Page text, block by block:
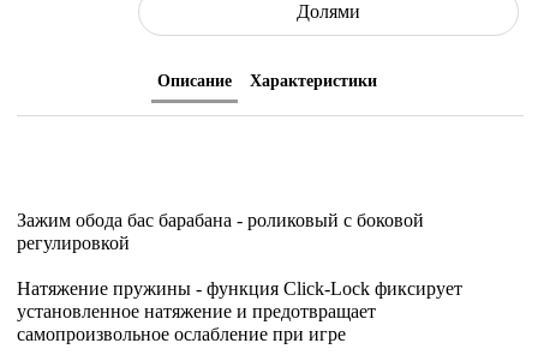
Долями
Описание Характеристики
Зажим обода бас барабана - роликовый с боковой
регулировкой
Натяжение пружины - функция Click-Lock фиксирует
установленное натяжение и предотвращает
самопроизвольное ослабление при игре